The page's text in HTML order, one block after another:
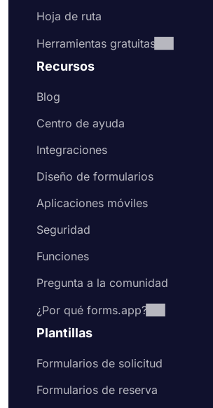
Hoja de ruta
Herramientas gratuitas
Recursos
Blog
Centro de ayuda
Integraciones
Diseño de formularios
Aplicaciones móviles
Seguridad
Funciones
Pregunta a la comunidad
¿Por qué forms.app?
Plantillas
Formularios de solicitud
Formularios de reserva